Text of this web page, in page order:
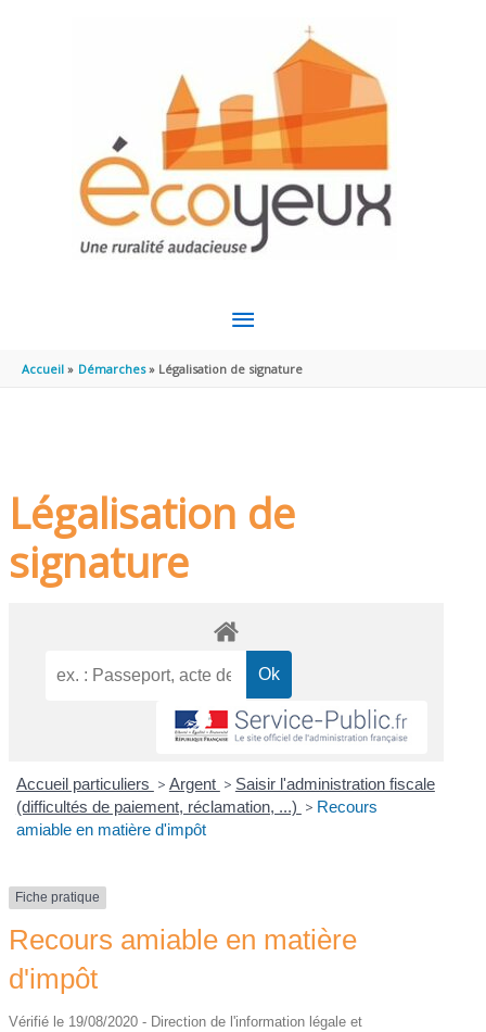
MENU
PRINCIPAL
Accueil Démarches Légalisation de signature
Légalisation de
signature
Accueil particuliers > Argent > Saisir l'administration fiscale
(difficultés de paiement, réclamation, ...) > Recours
amiable en matière d'impôt
Fiche pratique
Recours amiable en matière
d'impôt
Vérifié le 19/08/2020 - Direction de l'information légale et